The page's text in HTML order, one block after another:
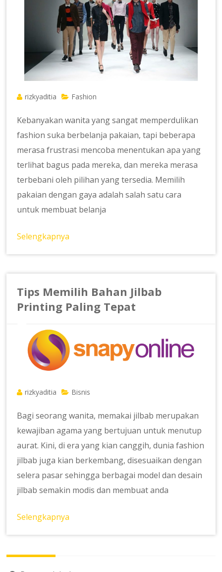
rizkyaditia Fashion
Kebanyakan wanita yang sangat memperdulikan
fashion suka berbelanja pakaian, tapi beberapa
merasa frustrasi mencoba menentukan apa yang
terlihat bagus pada mereka, dan mereka merasa
terbebani oleh pilihan yang tersedia. Memilih
pakaian dengan gaya adalah salah satu cara
untuk membuat belanja
Selengkapnya
Tips Memilih Bahan Jilbab
Printing Paling Tepat
rizkyaditia Bisnis
Bagi seorang wanita, memakai jilbab merupakan
kewajiban agama yang bertujuan untuk menutup
aurat. Kini, di era yang kian canggih, dunia fashion
jilbab juga kian berkembang, disesuaikan dengan
selera pasar sehingga berbagai model dan desain
jilbab semakin modis dan membuat anda
Selengkapnya